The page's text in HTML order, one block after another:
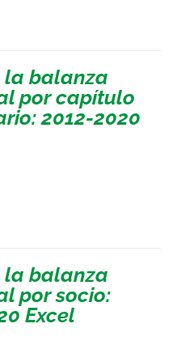
la balanza
por capítulo
2012-2020
la balanza
por socio:
Excel